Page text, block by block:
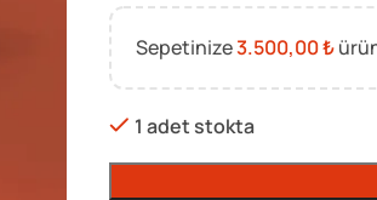
Sepetinize3.500,00₺
1 adet stokta